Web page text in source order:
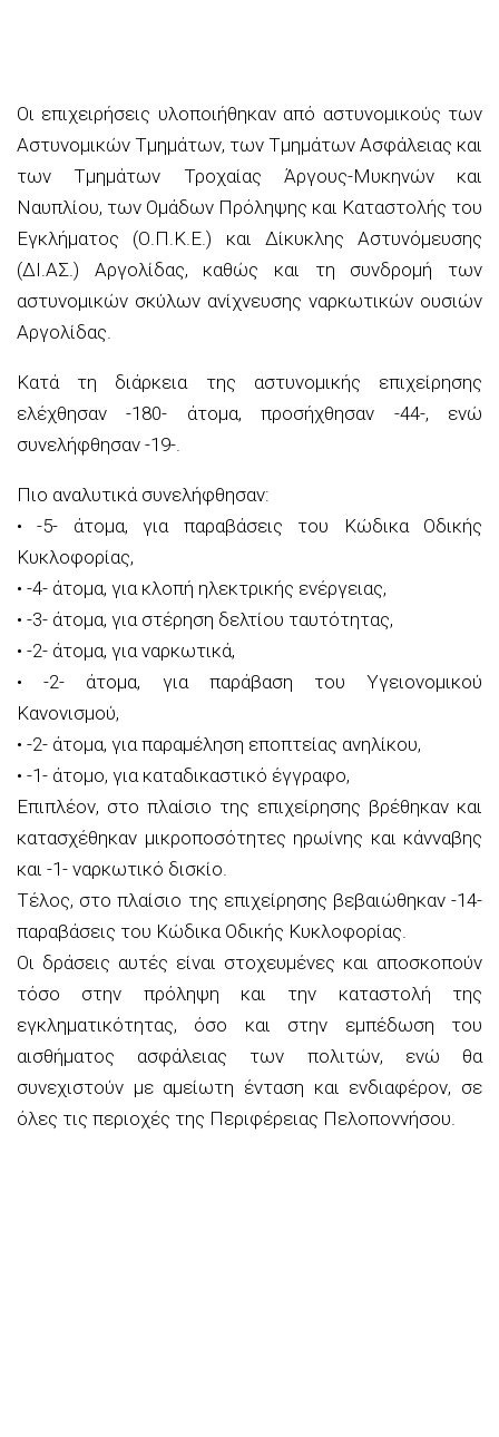
Οι επιχειρήσεις υλοποιήθηκαν από αστυνομικούς των
Αστυνομικών Τμημάτων, των Τμημάτων Ασφάλειας και
των Τμημάτων Τροχαίας Άργους-Μυκηνών και
Ναυπλίου, των Ομάδων Πρόληψης και Καταστολής του
Εγκλήματος (Ο.Π.Κ.Ε.) και Δίκυκλης Αστυνόμευσης
(ΔΙ.ΑΣ.) Αργολίδας, καθώς και τη συνδρομή των
αστυνομικών σκύλων ανίχνευσης ναρκωτικών ουσιών
Αργολίδας.
Κατά τη διάρκεια της αστυνομικής επιχείρησης
ελέχθησαν -180- άτομα, προσήχθησαν -44-, ενώ
συνελήφθησαν -19-.
Πιο αναλυτικά συνελήφθησαν:
• -5- άτομα, για παραβάσεις του Κώδικα Οδικής
Κυκλοφορίας,
• -4- άτομα, για κλοπή ηλεκτρικής ενέργειας,
• -3- άτομα, για στέρηση δελτίου ταυτότητας,
• -2- άτομα, για ναρκωτικά,
• -2- άτομα, για παράβαση του Υγειονομικού
Κανονισμού,
• -2- άτομα, για παραμέληση εποπτείας ανηλίκου,
• -1- άτομο, για καταδικαστικό έγγραφο,
Επιπλέον, στο πλαίσιο της επιχείρησης βρέθηκαν και
κατασχέθηκαν μικροποσότητες ηρωίνης και κάνναβης
και -1- ναρκωτικό δισκίο.
Τέλος, στο πλαίσιο της επιχείρησης βεβαιώθηκαν -14-
παραβάσεις του Κώδικα Οδικής Κυκλοφορίας.
Οι δράσεις αυτές είναι στοχευμένες και αποσκοπούν
τόσο στην πρόληψη και την καταστολή της
εγκληματικότητας, όσο και στην εμπέδωση του
αισθήματος ασφάλειας των πολιτών, ενώ θα
συνεχιστούν με αμείωτη ένταση και ενδιαφέρον, σε
όλες τις περιοχές της Περιφέρειας Πελοποννήσου.